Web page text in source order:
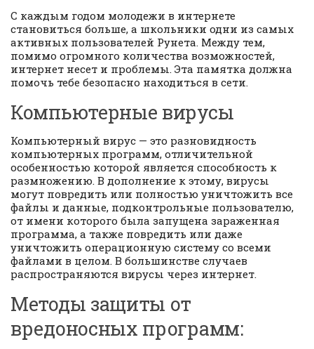
С каждым годом молодежи в интернете
становиться больше, а школьники одни из самых
активных пользователей Рунета. Между тем,
помимо огромного количества возможностей,
интернет несет и проблемы. Эта памятка должна
помочь тебе безопасно находиться в сети.
Компьютерные вирусы
Компьютерный вирус — это разновидность
компьютерных программ, отличительной
особенностью которой является способность к
размножению. В дополнение к этому, вирусы
могут повредить или полностью уничтожить все
файлы и данные, подконтрольные пользователю,
от имени которого была запущена зараженная
программа, а также повредить или даже
уничтожить операционную систему со всеми
файлами в целом. В большинстве случаев
распространяются вирусы через интернет.
Методы защиты от
вредоносных программ: